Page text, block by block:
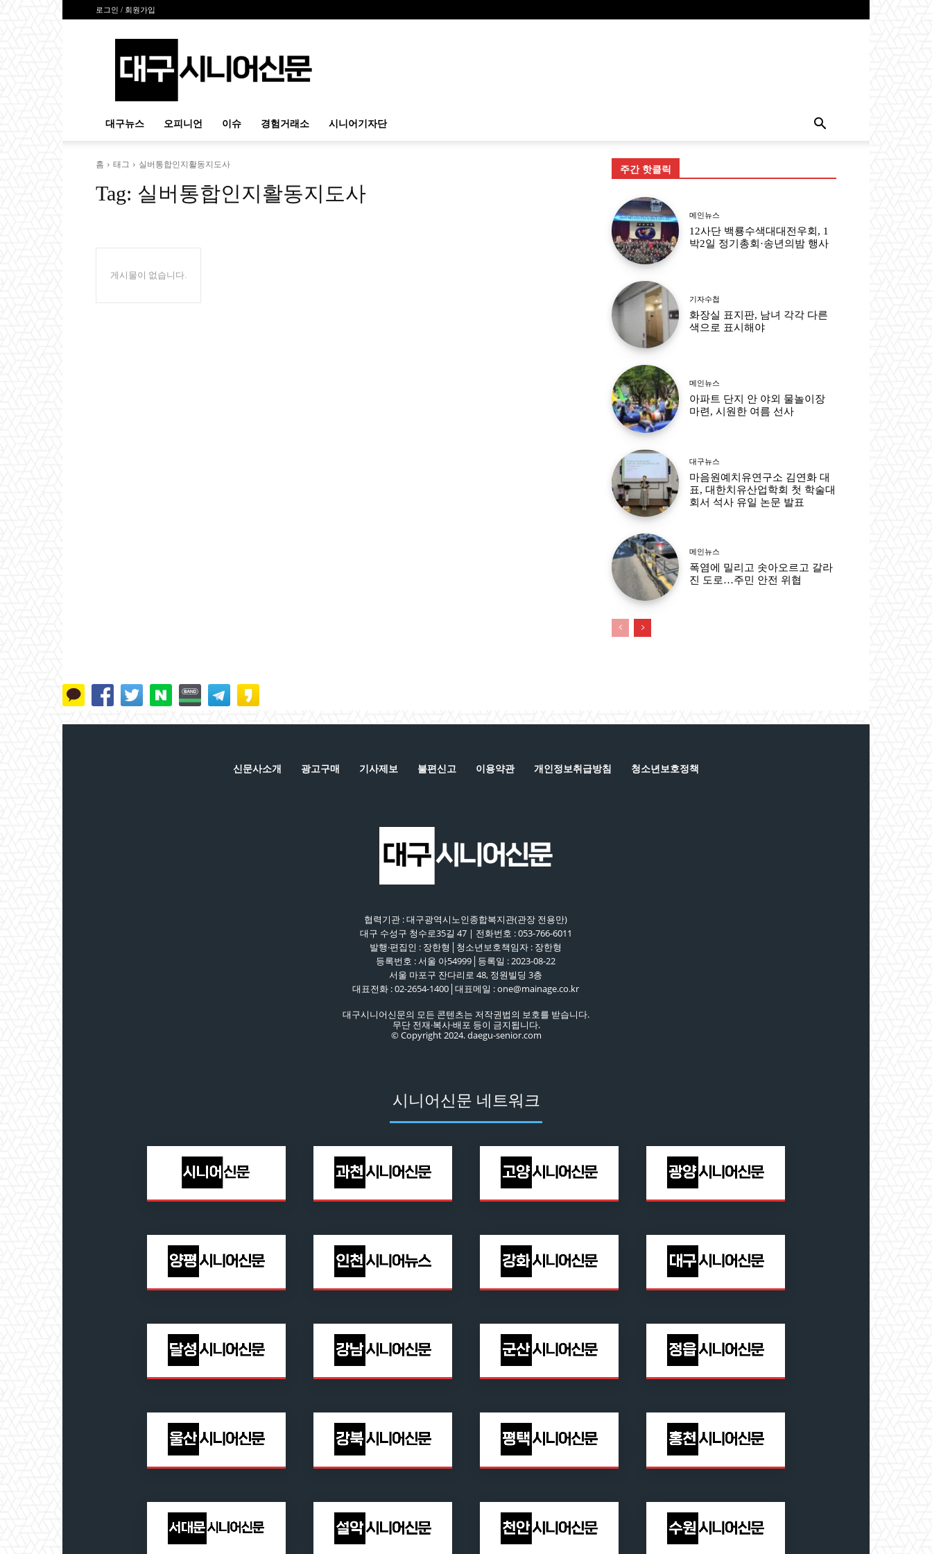
로그인 / 회원가입
시
대구뉴스 오피니언 이슈 경험거래소 시니어기자단
홈 태그 실버통합인지활동지도사
Tag: 실버통합인지활동지도사
게시물이 없습니다.
주간 핫클릭
메인뉴스
12사단 백룡수색대대전우회, 1
박2일 정기총회·송년의밤 행사
기자수첩
화장실 표지판, 남녀 각각 다른
색으로 표시해야
메인뉴스
아파트 단지 안 야외 물놀이장
마련, 시원한 여름 선사
대구뉴스
마음원예치유연구소 김연화 대
표, 대한치유산업학회 첫 학술대
회서 석사 유일 논문 발표
메인뉴스
폭염에 밀리고 솟아오르고 갈라
진 도로…주민 안전 위협
신문사소개 광고구매 기사제보 불편신고 이용약관 개인정보취급방침 청소년보호정책
협력기관 : 대구광역시노인종합복지관(관장 전용만)
대구 수성구 청수로35길 47 | 전화번호 : 053-766-6011
발행·편집인 : 장한형│청소년보호책임자 : 장한형
등록번호 : 서울 아54999│등록일 : 2023-08-22
서울 마포구 잔다리로 48, 정원빌딩 3층
대표전화 : 02-2654-1400│대표메일 : one@mainage.co.kr
대구시니어신문의 모든 콘텐츠는 저작권법의 보호를 받습니다.
무단 전재·복사·배포 등이 금지됩니다.
© Copyright 2024. daegu-senior.com
시니어신문 네트워크